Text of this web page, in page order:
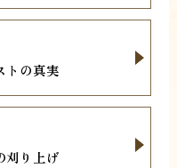
トの真実
刈り上げ